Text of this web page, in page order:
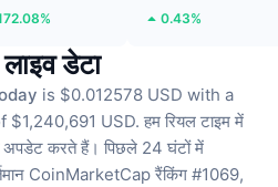
0.43%
डेटा
is $0.012578 USD with a
USD. हम रियल टाइम में
अपडेट करते हैं। पिछले 24 घंटों में
CoinMarketCap रैंकिंग #1069,